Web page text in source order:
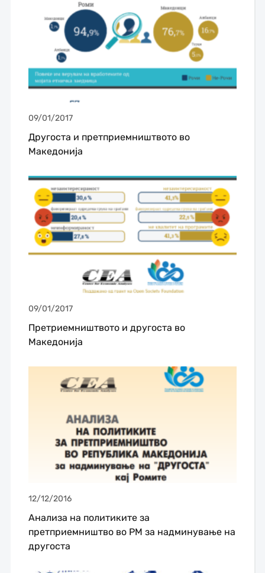
09/01/2017
Другоста и претприемништвото во
Македонија
09/01/2017
Претриемништвото и другоста во
Македонија
12/12/2016
Aнализа на политиките за
претприемништво во РМ за надминување на
другоста